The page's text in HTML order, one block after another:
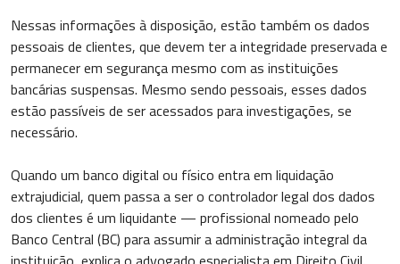
Nessas informações à disposição, estão também os dados
pessoais de clientes, que devem ter a integridade preservada e
permanecer em segurança mesmo com as instituições
bancárias suspensas. Mesmo sendo pessoais, esses dados
estão passíveis de ser acessados para investigações, se
necessário.
Quando um banco digital ou físico entra em liquidação
extrajudicial, quem passa a ser o controlador legal dos dados
dos clientes é um liquidante — profissional nomeado pelo
Banco Central (BC) para assumir a administração integral da